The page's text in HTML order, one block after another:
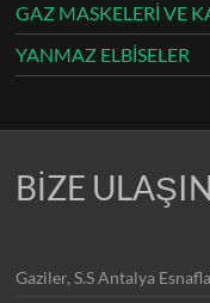
GAZ MASKELERİ VE
YANMAZ ELBİSELER
BİZE ULAŞIN
Gaziler, S.S Antalya